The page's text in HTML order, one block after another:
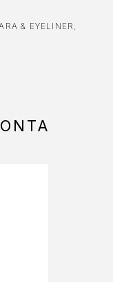
& EYELINER